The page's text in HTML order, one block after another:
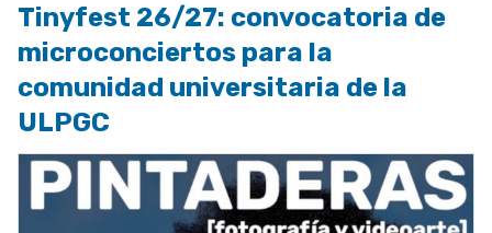
Tinyfest 26/27: convocatoria de
microconciertos para la
comunidad universitaria de la
ULPGC